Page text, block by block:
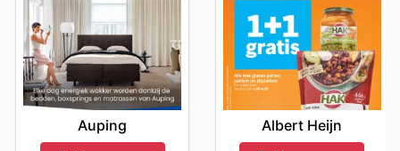
Auping Albert Heijn